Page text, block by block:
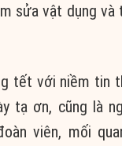
sửa vật dụng và
tết với niềm tin
tạ ơn, cũng là
viên, mối